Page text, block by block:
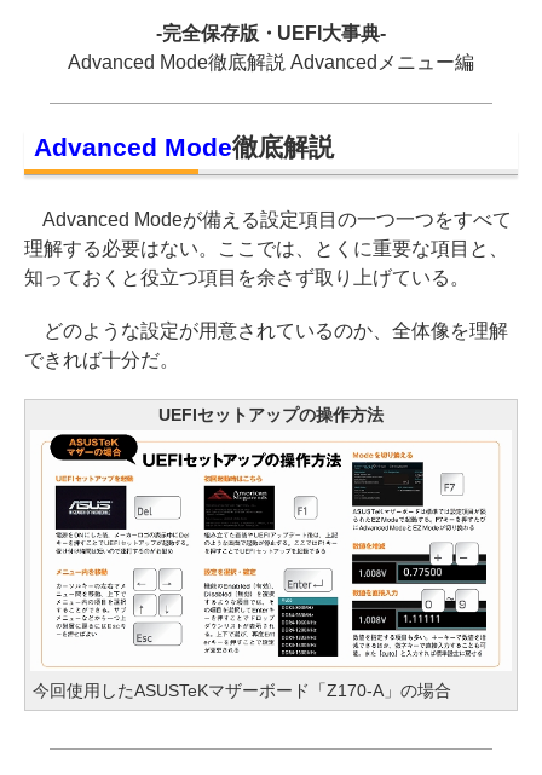
-完全保存版・UEFI大事典-
Advanced Mode徹底解説 Advancedメニュー編
Advanced Mode徹底解説
Advanced Modeが備える設定項目の一つ一つをすべて
理解する必要はない。ここでは、とくに重要な項目と、
知っておくと役立つ項目を余さず取り上げている。
どのような設定が用意されているのか、全体像を理解
できれば十分だ。
UEFIセットアップの操作方法
今回使用したASUSTeKマザーボード「Z170-A」の場合